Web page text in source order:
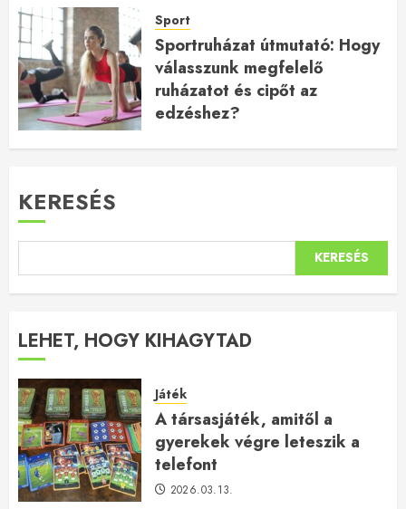
Sport
Sportruházat útmutató: Hogy
válasszunk megfelelő
ruházatot és cipőt az
edzéshez?
KERESÉS
KERESÉS
LEHET, HOGY KIHAGYTAD
Játék
A társasjáték, amitől a
gyerekek végre leteszik a
telefont
2026.03.13.